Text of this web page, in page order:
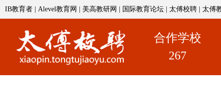
IB教育者 Alevel教育网 美高教研网 国际教育论坛 太傅校聘 太傅
合作学校
267